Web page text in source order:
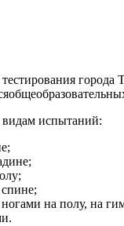
испытаний:
на полу, на